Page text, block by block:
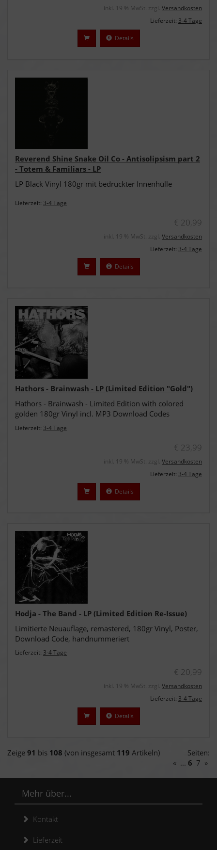
inkl. 19 % MwSt. zzgl. Versandkosten
Lieferzeit: 3-4 Tage
Details
Reverend Shine Snake Oil Co - Antisolipsism part 2
- Totem & Familiars - LP
LP Black Vinyl 180gr mit bedruckter Innenhülle
Lieferzeit: 3-4 Tage
€ 20,99
inkl. 19 % MwSt. zzgl. Versandkosten
Lieferzeit: 3-4 Tage
Details
Hathors - Brainwash - LP (Limited Edition "Gold")
Hathors - Brainwash - Limited Edition with colored
golden 180gr Vinyl incl. MP3 Download Codes
Lieferzeit: 3-4 Tage
€ 23,99
inkl. 19 % MwSt. zzgl. Versandkosten
Lieferzeit: 3-4 Tage
Details
Hodja - The Band - LP (Limited Edition Re-Issue)
Limitierte Neuauflage, remastered, 180gr Vinyl, Poster,
Download Code, handnummeriert
Lieferzeit: 3-4 Tage
€ 20,99
inkl. 19 % MwSt. zzgl. Versandkosten
Lieferzeit: 3-4 Tage
Details
Zeige 91 bis 108 (von insgesamt 119 Artikeln)
Seiten:
« ... 6 7 »
Mehr über...
Kontakt
Lieferzeit